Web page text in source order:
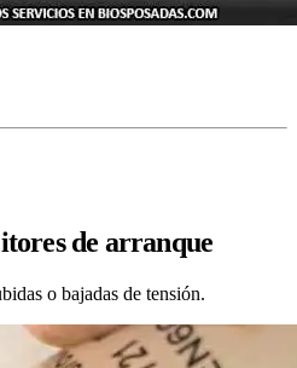
de arranque
o bajadas de tensión.